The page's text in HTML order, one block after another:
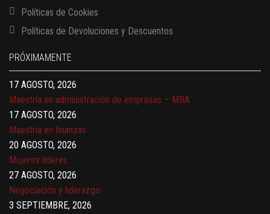
Políticas de Cookies
Políticas de Devoluciones y Descuentos
PRÓXIMAMENTE
13 AGOSTO, 2026
17 AGOSTO, 2026
Gerencia de empresas familiares
17 AGOSTO, 2026
Maestría en administración de empresas – MBA
17 AGOSTO, 2026
Maestría en finanzas
20 AGOSTO, 2026
Mujeres líderes
27 AGOSTO, 2026
Negociación y liderazgo
3 SEPTIEMBRE, 2026